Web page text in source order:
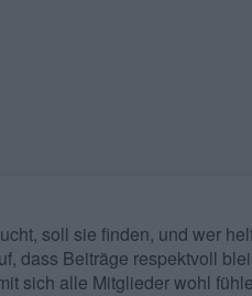
soll sie finden, und wer
dass Beiträge respektvoll
sich alle Mitglieder wohl